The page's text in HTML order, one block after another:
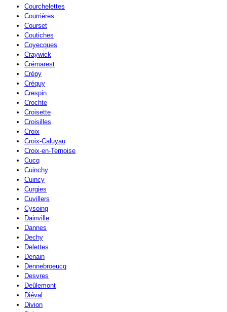
Courchelettes
Courrières
Courset
Coutiches
Coyecques
Craywick
Crémarest
Crépy
Créquy
Crespin
Crochte
Croisette
Croisilles
Croix
Croix-Caluyau
Croix-en-Ternoise
Cucq
Cuinchy
Cuincy
Curgies
Cuvillers
Cysoing
Dainville
Dannes
Dechy
Delettes
Denain
Dennebroeucq
Desvres
Deûlemont
Diéval
Divion